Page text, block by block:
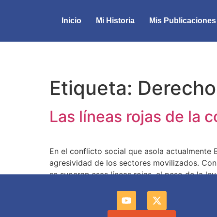
Inicio Mi Historia Mis Publicaciones
Etiqueta:
Las líneas rojas de la
En el conflicto social que asola
agresividad de los sectores movilizados.
se superan esas líneas rojas, el peso de la